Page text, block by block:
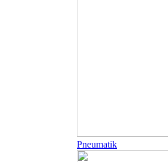
Pneumatik